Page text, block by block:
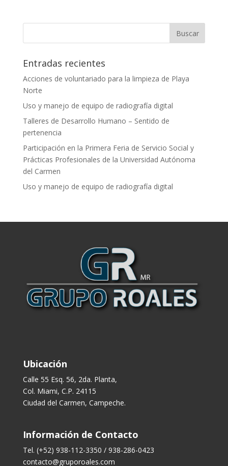
Entradas recientes
Acciones de voluntariado para la limpieza de Playa
Norte
Uso y manejo de equipo de radiografía digital
Talleres de Desarrollo Humano – Sentido de
pertenencia
Participación en la Primera Feria de Servicio Social y
Prácticas Profesionales de la Universidad Autónoma
del Carmen
Uso y manejo de equipo de radiografía digital
Ubicación
Calle 55 Esq. 56, 2da. Planta,
Col. Miami, C.P. 24115
Ciudad del Carmen, Campeche.
Información de Contacto
Tel. (+52) 938-112-3350 / 938-286-0423
contacto@gruporoales.com